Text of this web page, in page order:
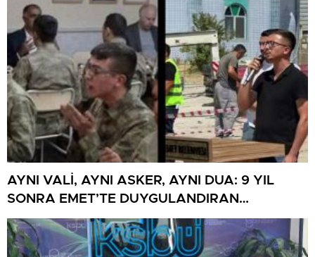
AYNI VALİ, AYNI ASKER, AYNI DUA: 9 YIL
SONRA EMET’TE DUYGULANDIRAN
BULUŞMA